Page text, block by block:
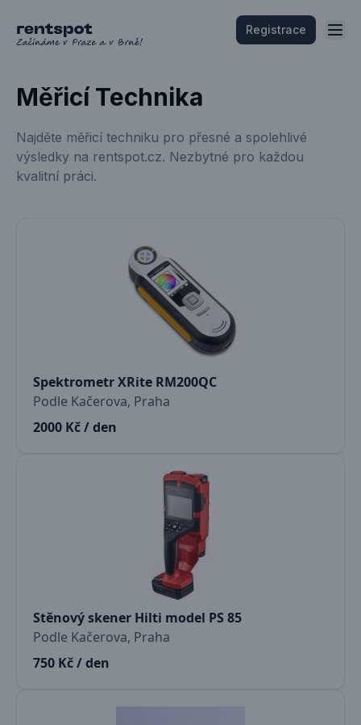
Registrace
Měřicí Technika
Najděte měřicí techniku pro přesné a spolehlivé
výsledky na rentspot.cz. Nezbytné pro každou
kvalitní práci.
Spektrometr XRite RM200QC
Podle Kačerova, Praha
2000 Kč / den
Stěnový skener Hilti model PS 85
Podle Kačerova, Praha
750 Kč / den